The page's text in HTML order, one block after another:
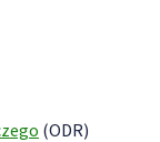
(ODR)